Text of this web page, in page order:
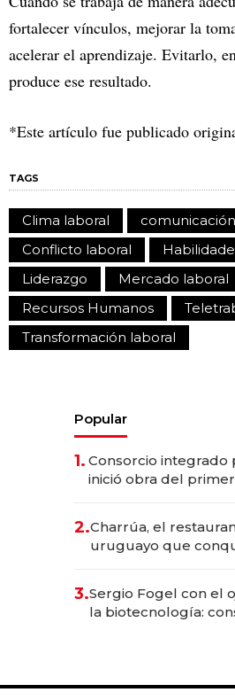
fortalecer vínculos, mejorar la
acelerar el aprendizaje. Evitarlo,
produce ese resultado.
*Este artículo fue publicado
TAGS
Clima laboral
Conflicto laboral
Liderazgo
Mercado laboral
Recursos Humanos
Transformación laboral
Popular
1. Consorcio integrado
inició obra del
millones
2.Charrúa, el
uruguayo que
anticipación y
3.Sergio Fogel con el
la biotecnología: